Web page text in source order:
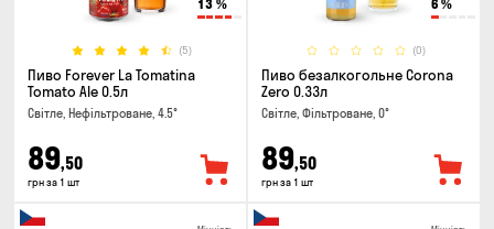
13 %
(5)
Пиво Forever La Tomatina
Tomato Ale 0.5л
Світле, Нефільтроване, 4.5°
89,50
грн за 1 шт
6 %
(0)
Пиво безалкогольне Corona
Zero 0.33л
Світле, Фільтроване, 0°
89,50
грн за 1 шт